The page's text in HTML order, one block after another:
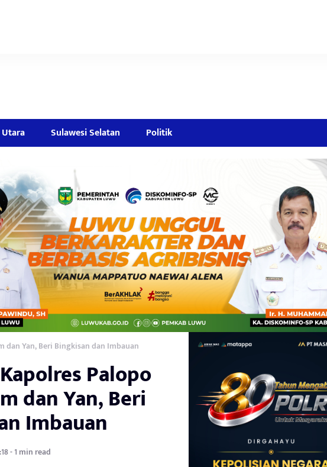
Sulawesi Selatan Politik
dan Yan, Beri Bingkisan dan Imbauan
Palopo
dan Yan, Beri
Imbauan
- 1 min read